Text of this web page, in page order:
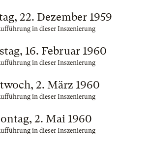
22. Dezember 1959
in dieser Inszenierung
16. Februar 1960
in dieser Inszenierung
2. März 1960
in dieser Inszenierung
2. Mai 1960
in dieser Inszenierung